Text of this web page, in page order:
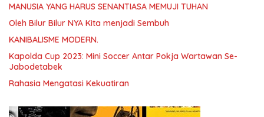
MANUSIA YANG HARUS SENANTIASA MEMUJI TUHAN
Oleh Bilur Bilur NYA Kita menjadi Sembuh
KANIBALISME MODERN.
Kapolda Cup 2023: Mini Soccer Antar Pokja Wartawan Se-
Jabodetabek
Rahasia Mengatasi Kekuatiran